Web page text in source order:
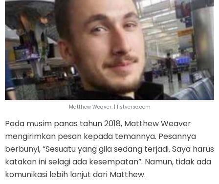
Matthew Weaver. | listverse.com
Pada musim panas tahun 2018, Matthew Weaver
mengirimkan pesan kepada temannya. Pesannya
berbunyi, “Sesuatu yang gila sedang terjadi. Saya harus
katakan ini selagi ada kesempatan”. Namun, tidak ada
komunikasi lebih lanjut dari Matthew.